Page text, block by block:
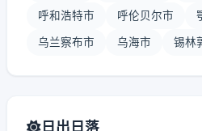
呼和浩特市 呼伦贝尔市
乌兰察布市 乌海市 锡林
日出日落